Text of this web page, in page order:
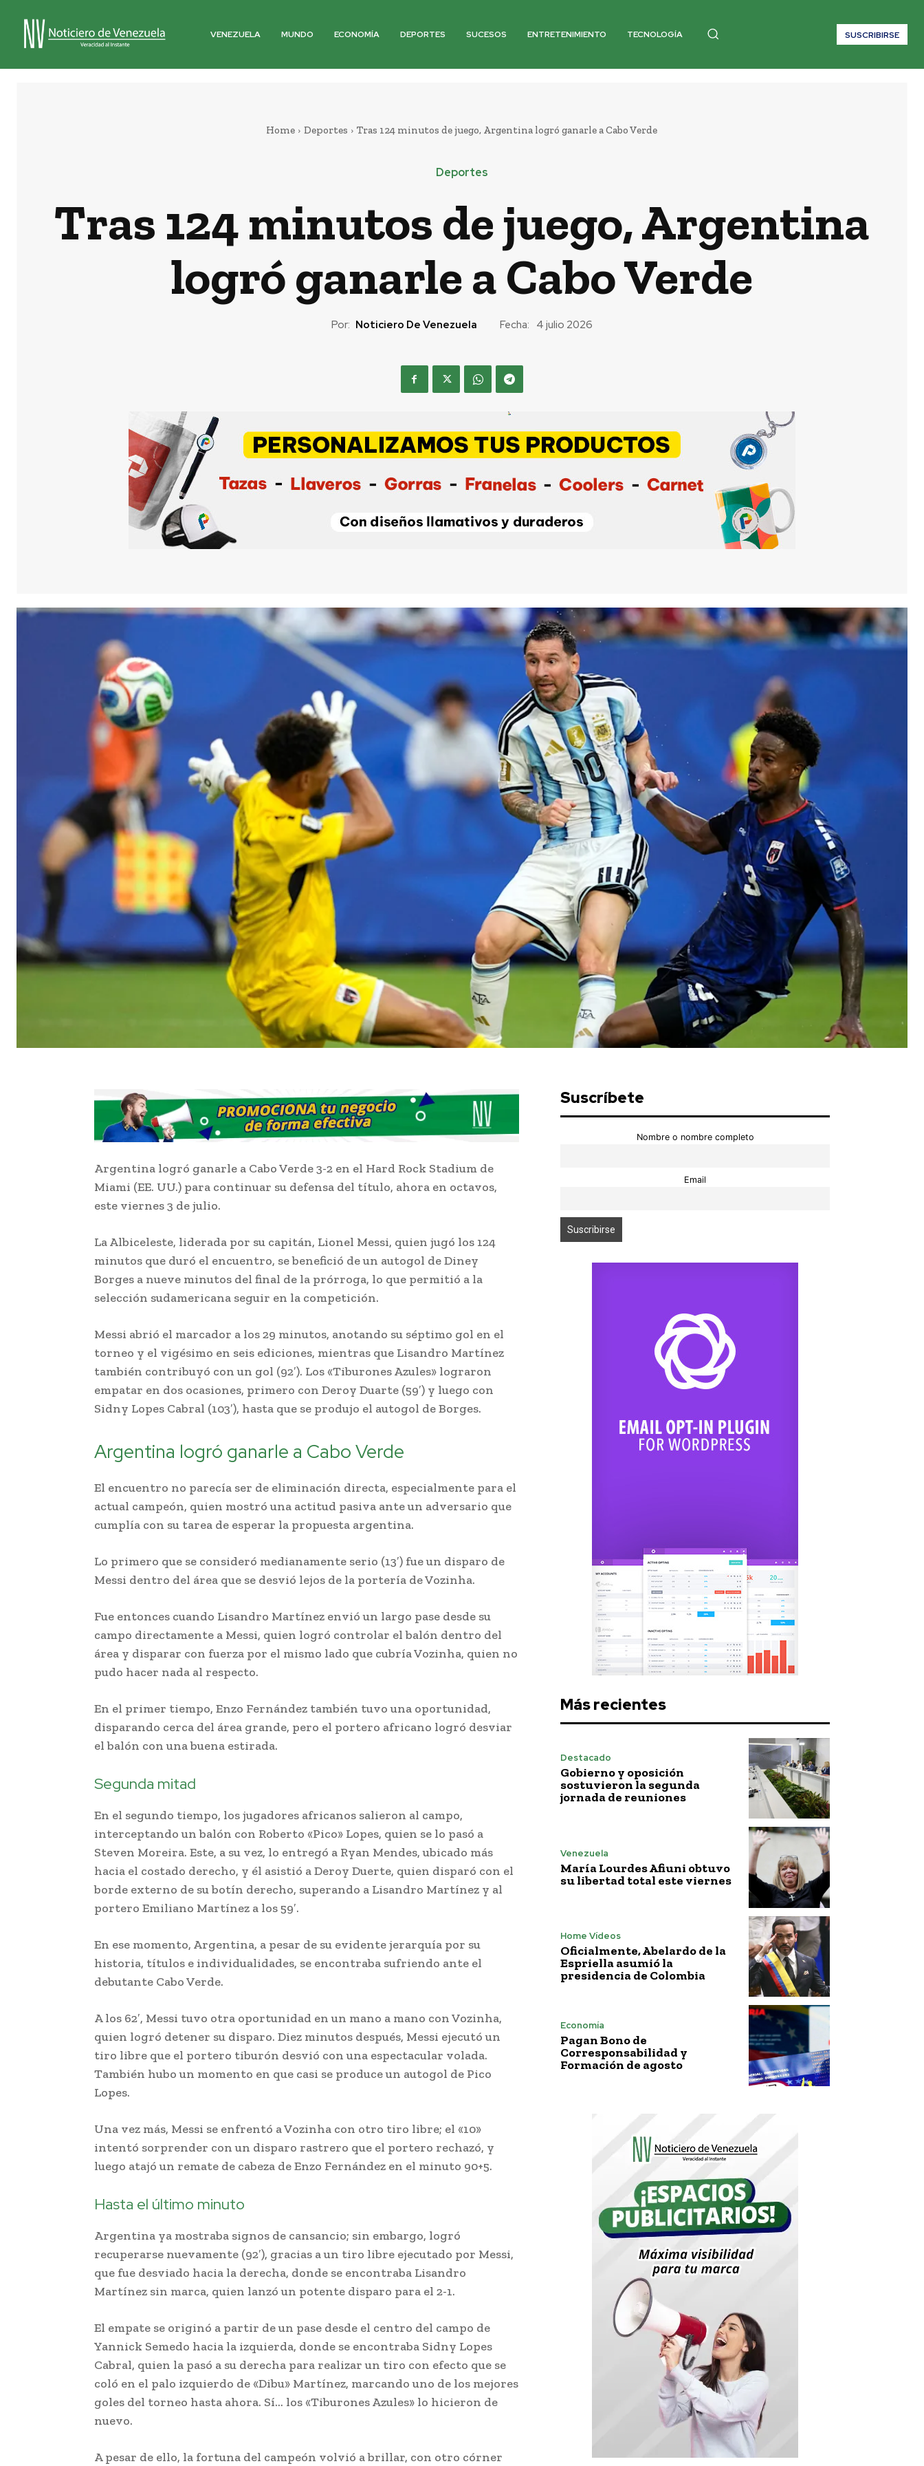
VENEZUELA MUNDO ECONOMÍA DEPORTES SUCESOS ENTRETENIMIENTO TECNOLOGÍA SUSCRIBIRSE
Home Deportes Tras 124 minutos de juego, Argentina logró ganarle a Cabo Verde
Deportes
Tras 124 minutos de juego, Argentina
logró ganarle a Cabo Verde
Por: Noticiero De Venezuela Fecha: 4 julio 2026
Argentina logró ganarle a Cabo Verde 3-2 en el Hard Rock Stadium de
Miami (EE. UU.) para continuar su defensa del título, ahora en octavos,
este viernes 3 de julio.
La Albiceleste, liderada por su capitán, Lionel Messi, quien jugó los 124
minutos que duró el encuentro, se benefició de un autogol de Diney
Borges a nueve minutos del final de la prórroga, lo que permitió a la
selección sudamericana seguir en la competición.
Messi abrió el marcador a los 29 minutos, anotando su séptimo gol en el
torneo y el vigésimo en seis ediciones, mientras que Lisandro Martínez
también contribuyó con un gol (92′). Los «Tiburones Azules» lograron
empatar en dos ocasiones, primero con Deroy Duarte (59′) y luego con
Sidny Lopes Cabral (103′), hasta que se produjo el autogol de Borges.
Argentina logró ganarle a Cabo Verde
El encuentro no parecía ser de eliminación directa, especialmente para el
actual campeón, quien mostró una actitud pasiva ante un adversario que
cumplía con su tarea de esperar la propuesta argentina.
Lo primero que se consideró medianamente serio (13′) fue un disparo de
Messi dentro del área que se desvió lejos de la portería de Vozinha.
Fue entonces cuando Lisandro Martínez envió un largo pase desde su
campo directamente a Messi, quien logró controlar el balón dentro del
área y disparar con fuerza por el mismo lado que cubría Vozinha, quien no
pudo hacer nada al respecto.
En el primer tiempo, Enzo Fernández también tuvo una oportunidad,
disparando cerca del área grande, pero el portero africano logró desviar
el balón con una buena estirada.
Segunda mitad
En el segundo tiempo, los jugadores africanos salieron al campo,
interceptando un balón con Roberto «Pico» Lopes, quien se lo pasó a
Steven Moreira. Este, a su vez, lo entregó a Ryan Mendes, ubicado más
hacia el costado derecho, y él asistió a Deroy Duerte, quien disparó con el
borde externo de su botín derecho, superando a Lisandro Martínez y al
portero Emiliano Martínez a los 59′.
En ese momento, Argentina, a pesar de su evidente jerarquía por su
historia, títulos e individualidades, se encontraba sufriendo ante el
debutante Cabo Verde.
A los 62′, Messi tuvo otra oportunidad en un mano a mano con Vozinha,
quien logró detener su disparo. Diez minutos después, Messi ejecutó un
tiro libre que el portero tiburón desvió con una espectacular volada.
También hubo un momento en que casi se produce un autogol de Pico
Lopes.
Una vez más, Messi se enfrentó a Vozinha con otro tiro libre; el «10»
intentó sorprender con un disparo rastrero que el portero rechazó, y
luego atajó un remate de cabeza de Enzo Fernández en el minuto 90+5.
Hasta el último minuto
Argentina ya mostraba signos de cansancio; sin embargo, logró
recuperarse nuevamente (92′), gracias a un tiro libre ejecutado por Messi,
que fue desviado hacia la derecha, donde se encontraba Lisandro
Martínez sin marca, quien lanzó un potente disparo para el 2-1.
El empate se originó a partir de un pase desde el centro del campo de
Yannick Semedo hacia la izquierda, donde se encontraba Sidny Lopes
Cabral, quien la pasó a su derecha para realizar un tiro con efecto que se
coló en el palo izquierdo de «Dibu» Martínez, marcando uno de los mejores
goles del torneo hasta ahora. Sí… los «Tiburones Azules» lo hicieron de
nuevo.
A pesar de ello, la fortuna del campeón volvió a brillar, con otro córner
Suscríbete
Nombre o nombre completo
Email
Más recientes
Destacado
Gobierno y oposición
sostuvieron la segunda
jornada de reuniones
Venezuela
María Lourdes Afiuni obtuvo
su libertad total este viernes
Home Vídeos
Oficialmente, Abelardo de la
Espriella asumió la
presidencia de Colombia
Economía
Pagan Bono de
Corresponsabilidad y
Formación de agosto